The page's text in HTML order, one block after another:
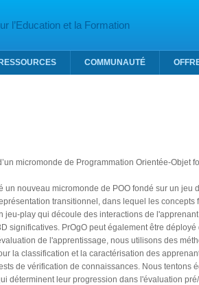
l’Education et la Formation
RESSOURCES COMMUNAUTÉ
micromonde de Programmation Orientée-Objet
un nouveau micromonde de POO fondé sur un jeu
transitionnel, dans lequel les
jeu-play qui découle des interactions de
significatives. PrOgO peut également être
de l'apprentissage, nous utilisons des
la classification et la caractérisation des
de vérification de connaissances. Nous tentons
déterminent leur progression dans l'évaluation